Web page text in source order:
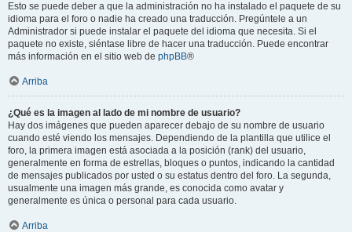
Esto se puede deber a que la administración no ha instalado el paquete de su
idioma para el foro o nadie ha creado una traducción. Pregúntele a un
Administrador si puede instalar el paquete del idioma que necesita. Si el
paquete no existe, siéntase libre de hacer una traducción. Puede encontrar
más información en el sitio web de phpBB®
Arriba
¿Qué es la imagen al lado de mi nombre de usuario?
Hay dos imágenes que pueden aparecer debajo de su nombre de usuario
cuando esté viendo los mensajes. Dependiendo de la plantilla que utilice el
foro, la primera imagen está asociada a la posición (rank) del usuario,
generalmente en forma de estrellas, bloques o puntos, indicando la cantidad
de mensajes publicados por usted o su estatus dentro del foro. La segunda,
usualmente una imagen más grande, es conocida como avatar y
generalmente es única o personal para cada usuario.
Arriba